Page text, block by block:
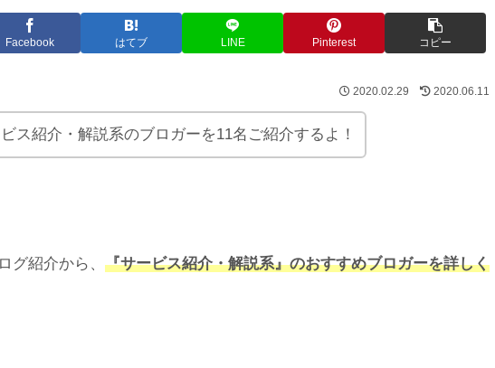
Facebook はてブ LINE Pinterest コピー
2020.02.29 2020.06.11
ス紹介・解説系のブロガーを11名ご紹介するよ！
グ紹介から、 『サービス紹介・解説系』のおすすめブロガーを詳しく